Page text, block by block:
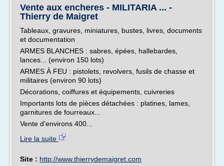
Vente aux encheres - MILITARIA ... -
Thierry de Maigret
Tableaux, gravures, miniatures, bustes, livres, documents
et documentation
ARMES BLANCHES : sabres, épées, hallebardes,
lances... (environ 150 lots)
ARMES À FEU : pistolets, revolvers, fusils de chasse et
militaires (environ 90 lots)
Décorations, coiffures et équipements, cuivreries
Importants lots de pièces détachées : platines, lames,
garnitures de fourreaux...
Vente d'environs 400...
Lire la suite
Site : http://www.thierrydemaigret.com